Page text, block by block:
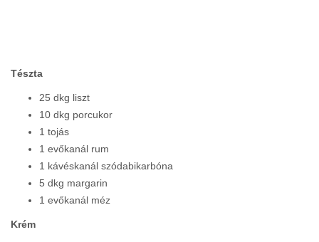
Tészta
25 dkg liszt
10 dkg porcukor
1 tojás
1 evőkanál rum
1 kávéskanál szódabikarbóna
5 dkg margarin
1 evőkanál méz
Krém